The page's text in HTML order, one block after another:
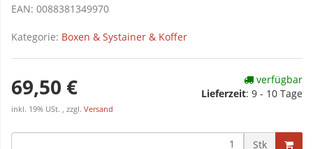
EAN: 0088381349970
Kategorie: Boxen & Systainer & Koffer
69,50 €
inkl. 19% USt. , zzgl. Versand
verfügbar
Lieferzeit: 9 - 10 Tage
Stk